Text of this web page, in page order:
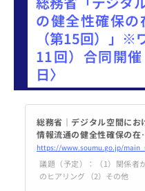
の健全性確保
（第15回）」※
11回）合同開
日〉
総務省｜デジタル空間にお
情報流通の健全性確保の在
に関する検討会｜デジタル
における情報流通の健全性
の在り方に関する検討会（
回）開催案内 ※ワ...
議題（予定）：（1）関係者
のヒアリング （2）その他